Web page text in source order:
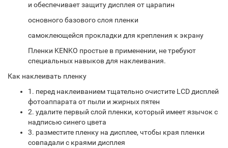
и обеспечивает защиту дисплея от царапин
основного базового слоя пленки
самоклеющейся прокладки для крепления к экрану
Пленки KENKO простые в применении, не требуют
специальных навыков для наклеивания.
Как наклеивать пленку
1. перед наклеиванием тщательно очистите LCD дисплей
фотоаппарата от пыли и жирных пятен
2. удалите первый слой пленки, который имеет язычок с
надписью синего цвета
3. разместите пленку на дисплее, чтобы края пленки
совпадали с краями дисплея